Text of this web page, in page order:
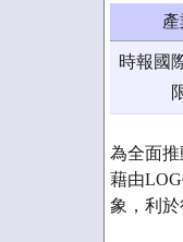
時報國
為全面
藉由
象，利於